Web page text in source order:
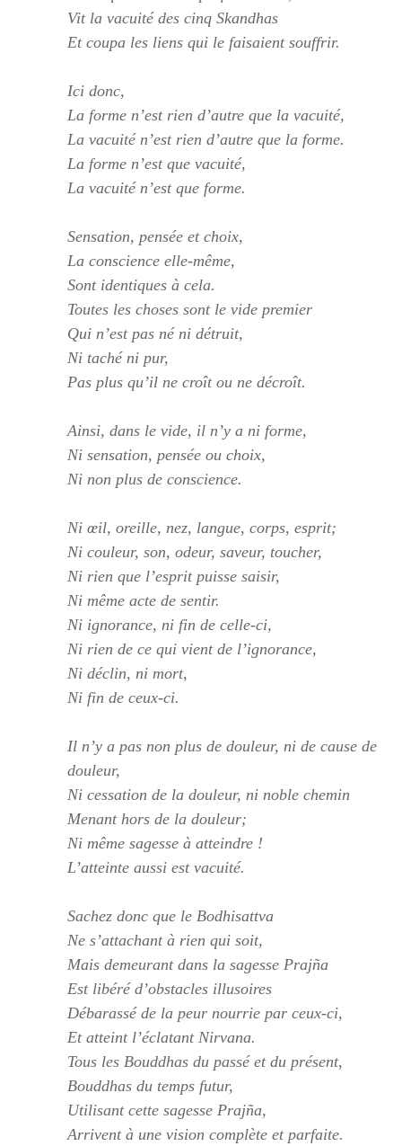
Vit la vacuité des cinq Skandhas
Et coupa les liens qui le faisaient souffrir.
Ici donc,
La forme n’est rien d’autre que la vacuité,
La vacuité n’est rien d’autre que la forme.
La forme n’est que vacuité,
La vacuité n’est que forme.
Sensation, pensée et choix,
La conscience elle-même,
Sont identiques à cela.
Toutes les choses sont le vide premier
Qui n’est pas né ni détruit,
Ni taché ni pur,
Pas plus qu’il ne croît ou ne décroît.
Ainsi, dans le vide, il n’y a ni forme,
Ni sensation, pensée ou choix,
Ni non plus de conscience.
Ni œil, oreille, nez, langue, corps, esprit;
Ni couleur, son, odeur, saveur, toucher,
Ni rien que l’esprit puisse saisir,
Ni même acte de sentir.
Ni ignorance, ni fin de celle-ci,
Ni rien de ce qui vient de l’ignorance,
Ni déclin, ni mort,
Ni fin de ceux-ci.
Il n’y a pas non plus de douleur, ni de cause de
douleur,
Ni cessation de la douleur, ni noble chemin
Menant hors de la douleur;
Ni même sagesse à atteindre !
L’atteinte aussi est vacuité.
Sachez donc que le Bodhisattva
Ne s’attachant à rien qui soit,
Mais demeurant dans la sagesse Prajña
Est libéré d’obstacles illusoires
Débarassé de la peur nourrie par ceux-ci,
Et atteint l’éclatant Nirvana.
Tous les Bouddhas du passé et du présent,
Bouddhas du temps futur,
Utilisant cette sagesse Prajña,
Arrivent à une vision complète et parfaite.